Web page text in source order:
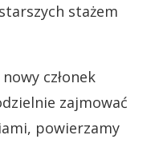
stażem
członek
zajmować
powierzamy